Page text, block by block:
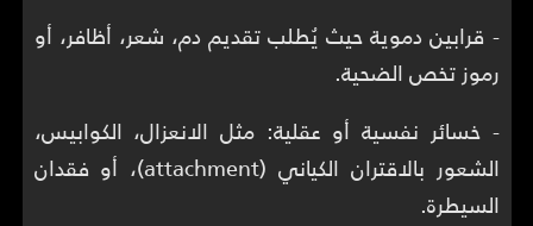
- قرابين دموية حيث يُطلب تقديم دم، شعر، أظافر، أو
رموز تخص الضحية.
- خسائر نفسية أو عقلية: مثل الانعزال، الكوابيس،
الشعور بالاقتران الكياني (attachment)، أو فقدان
السيطرة.